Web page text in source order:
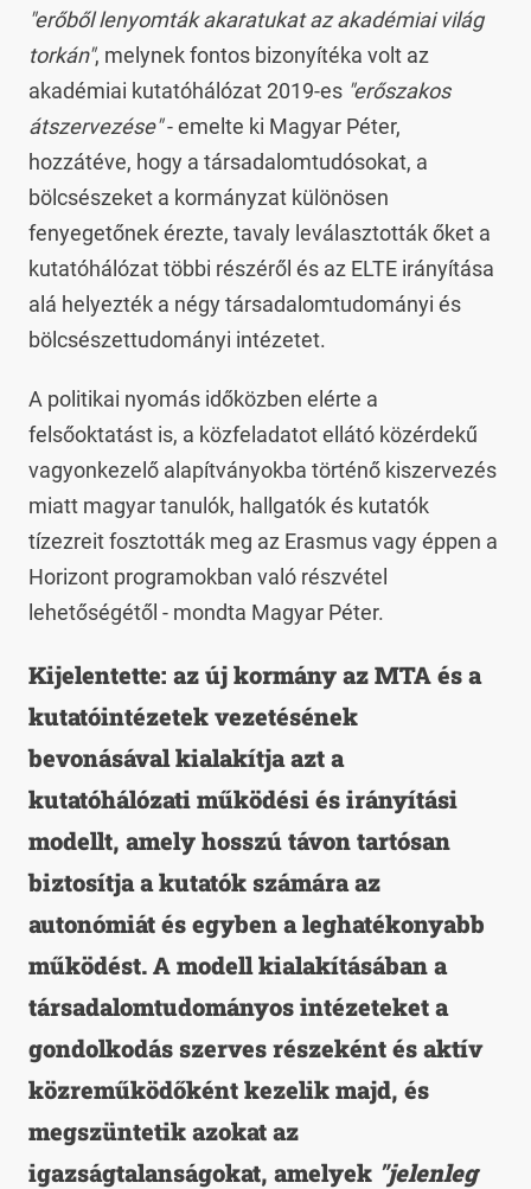
"erőből lenyomták akaratukat az akadémiai világ
torkán", melynek fontos bizonyítéka volt az
akadémiai kutatóhálózat 2019-es "erőszakos
átszervezése"- emelte ki Magyar Péter,
hozzátéve, hogy a társadalomtudósokat, a
bölcsészeket a kormányzat különösen
fenyegetőnek érezte, tavaly leválasztották őket a
kutatóhálózat többi részéről és az ELTE irányítása
alá helyezték a négy társadalomtudományi és
bölcsészettudományi intézetet.
A politikai nyomás időközben elérte a
felsőoktatást is, a közfeladatot ellátó közérdekű
vagyonkezelő alapítványokba történő kiszervezés
miatt magyar tanulók, hallgatók és kutatók
tízezreit fosztották meg az Erasmus vagy éppen a
Horizont programokban való részvétel
lehetőségétől - mondta Magyar Péter.
Kijelentette: az új kormány az MTA és a
kutatóintézetek vezetésének
bevonásával kialakítja azt a
kutatóhálózati működési és irányítási
modellt, amely hosszú távon tartósan
biztosítja a kutatók számára az
autonómiát és egyben a leghatékonyabb
működést. A modell kialakításában a
társadalomtudományos intézeteket a
gondolkodás szerves részeként és aktív
közreműködőként kezelik majd, és
megszüntetik azokat az
igazságtalanságokat, amelyek "jelenleg